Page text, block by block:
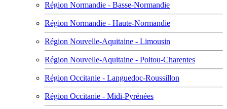
Région Normandie - Basse-Normandie
Région Normandie - Haute-Normandie
Région Nouvelle-Aquitaine - Limousin
Région Nouvelle-Aquitaine - Poitou-Charentes
Région Occitanie - Languedoc-Roussillon
Région Occitanie - Midi-Pyrénées